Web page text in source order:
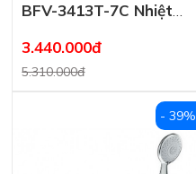
BFV-3413T-7C Nhiệt
3.440.000đ
5.310.000đ
- 39%